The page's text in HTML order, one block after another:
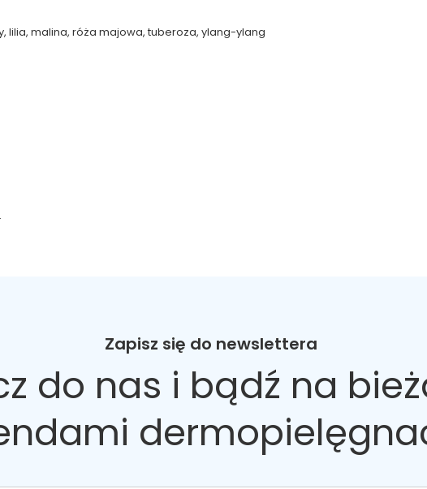
lilia, malina, róża majowa, tuberoza, ylang-ylang
Zapisz się do newslettera
do nas i bądź na